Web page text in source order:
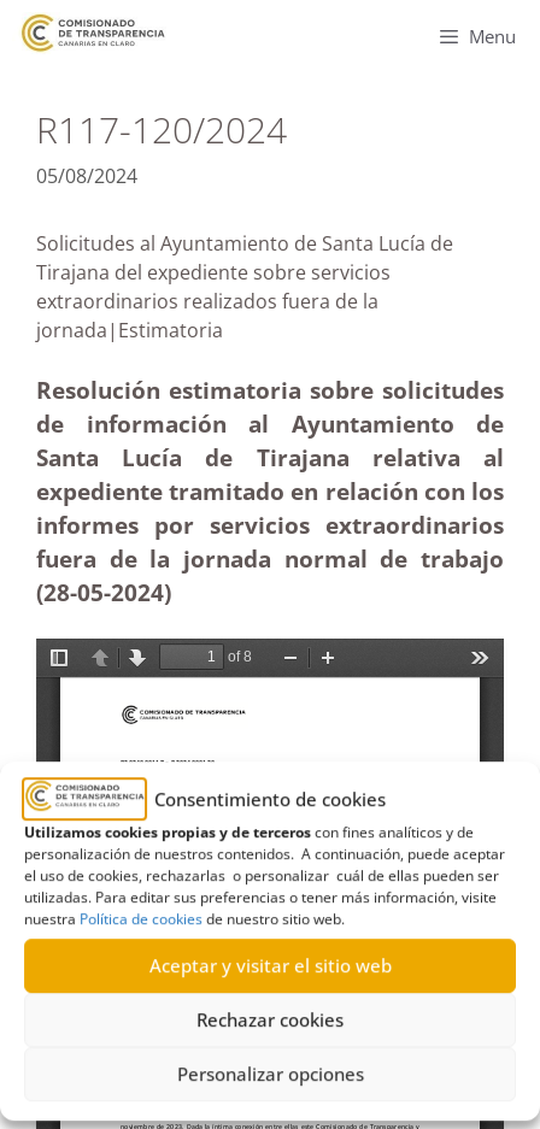
Consentimiento de cookies
Utilizamos cookies propias y de terceroscon fines analíticos y de
personalización de nuestros contenidos. A continuación, puede aceptar
el uso de cookies, rechazarlas o personalizar cuál de ellas pueden ser
utilizadas. Para editar sus preferencias o tener más información, visite
nuestra Política de cookiesde nuestro sitio web.
Aceptar y visitar el sitio web
Rechazar cookies
Personalizar opciones
Menu
R117-120/2024
05/08/2024
Solicitudes al Ayuntamiento de Santa Lucía de
Tirajana del expediente sobre servicios
extraordinarios realizados fuera de la
jornada|Estimatoria
Resolución estimatoria sobre solicitudes
de información al Ayuntamiento de
Santa Lucía de Tirajana relativa al
expediente tramitado en relación con los
informes por servicios extraordinarios
fuera de la jornada normal de trabajo
(28-05-2024)